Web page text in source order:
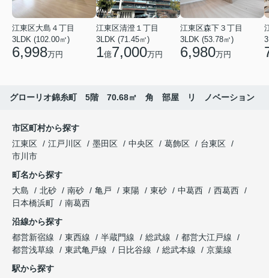
江東区大島４丁目
3LDK (102.00㎡)
6,998万円
江東区清澄１丁目
3LDK (71.45㎡)
1億7,000万円
江東区森下３丁目
3LDK (53.78㎡)
6,980万円
グローリオ錦糸町 5階 70.68㎡ 角 部屋 リ ノベーション
市区町村から探す
江東区
江戸川区 墨田区 中央区 葛飾区
台東区
市川市
町名から探す
大島
北砂 南砂 亀戸 東陽 東砂 中葛西
西葛西
日本橋浜町
南葛西
沿線から探す
都営新宿線
東西線 半蔵門線 総武線
都営大江戸線
都営浅草線
東武亀戸線 日比谷線 総武本線
京葉線
駅から探す